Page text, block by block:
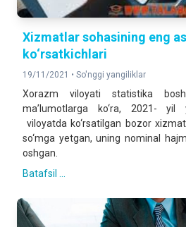
Xizmatlar sohasining eng
ko‘rsatkichlari
19/11/2021 • So'nggi yangiliklar
Xorazm viloyati statistika
ma’lumotlarga ko‘ra, 2021- yil
viloyatda ko‘rsatilgan bozor
so‘mga yetgan, uning nominal
oshgan.
Batafsil ...